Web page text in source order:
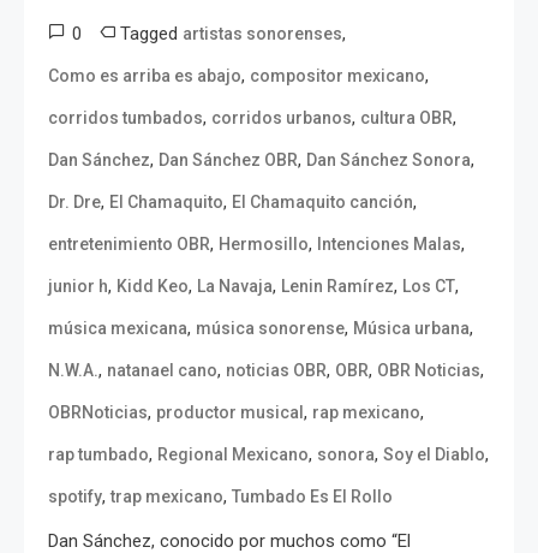
0 Tagged artistas sonorenses,
Como es arriba es abajo, compositor mexicano,
corridos tumbados, corridos urbanos, cultura OBR,
Dan Sánchez, Dan Sánchez OBR, Dan Sánchez Sonora,
Dr. Dre, El Chamaquito, El Chamaquito canción,
entretenimiento OBR, Hermosillo, Intenciones Malas,
junior h, Kidd Keo, La Navaja, Lenin Ramírez, Los CT,
música mexicana, música sonorense, Música urbana,
N.W.A., natanael cano, noticias OBR, OBR, OBR Noticias,
OBRNoticias, productor musical, rap mexicano,
rap tumbado, Regional Mexicano, sonora, Soy el Diablo,
spotify,trap mexicano, Tumbado Es El Rollo
Dan Sánchez, conocido por muchos como “El